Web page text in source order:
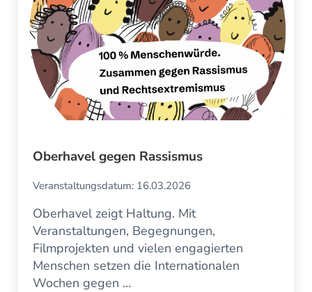
Oberhavel gegen Rassismus
Veranstaltungsdatum: 16.03.2026
Oberhavel zeigt Haltung. Mit
Veranstaltungen, Begegnungen,
Filmprojekten und vielen engagierten
Menschen setzen die Internationalen
Wochen gegen …